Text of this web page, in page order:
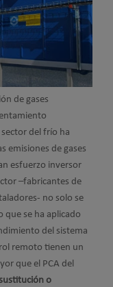
de gases
del frío ha
emisiones de gases
esfuerzo inversor
–fabricantes de
no solo se
que se ha aplicado
del sistema
remoto tienen un
que el PCA del
o